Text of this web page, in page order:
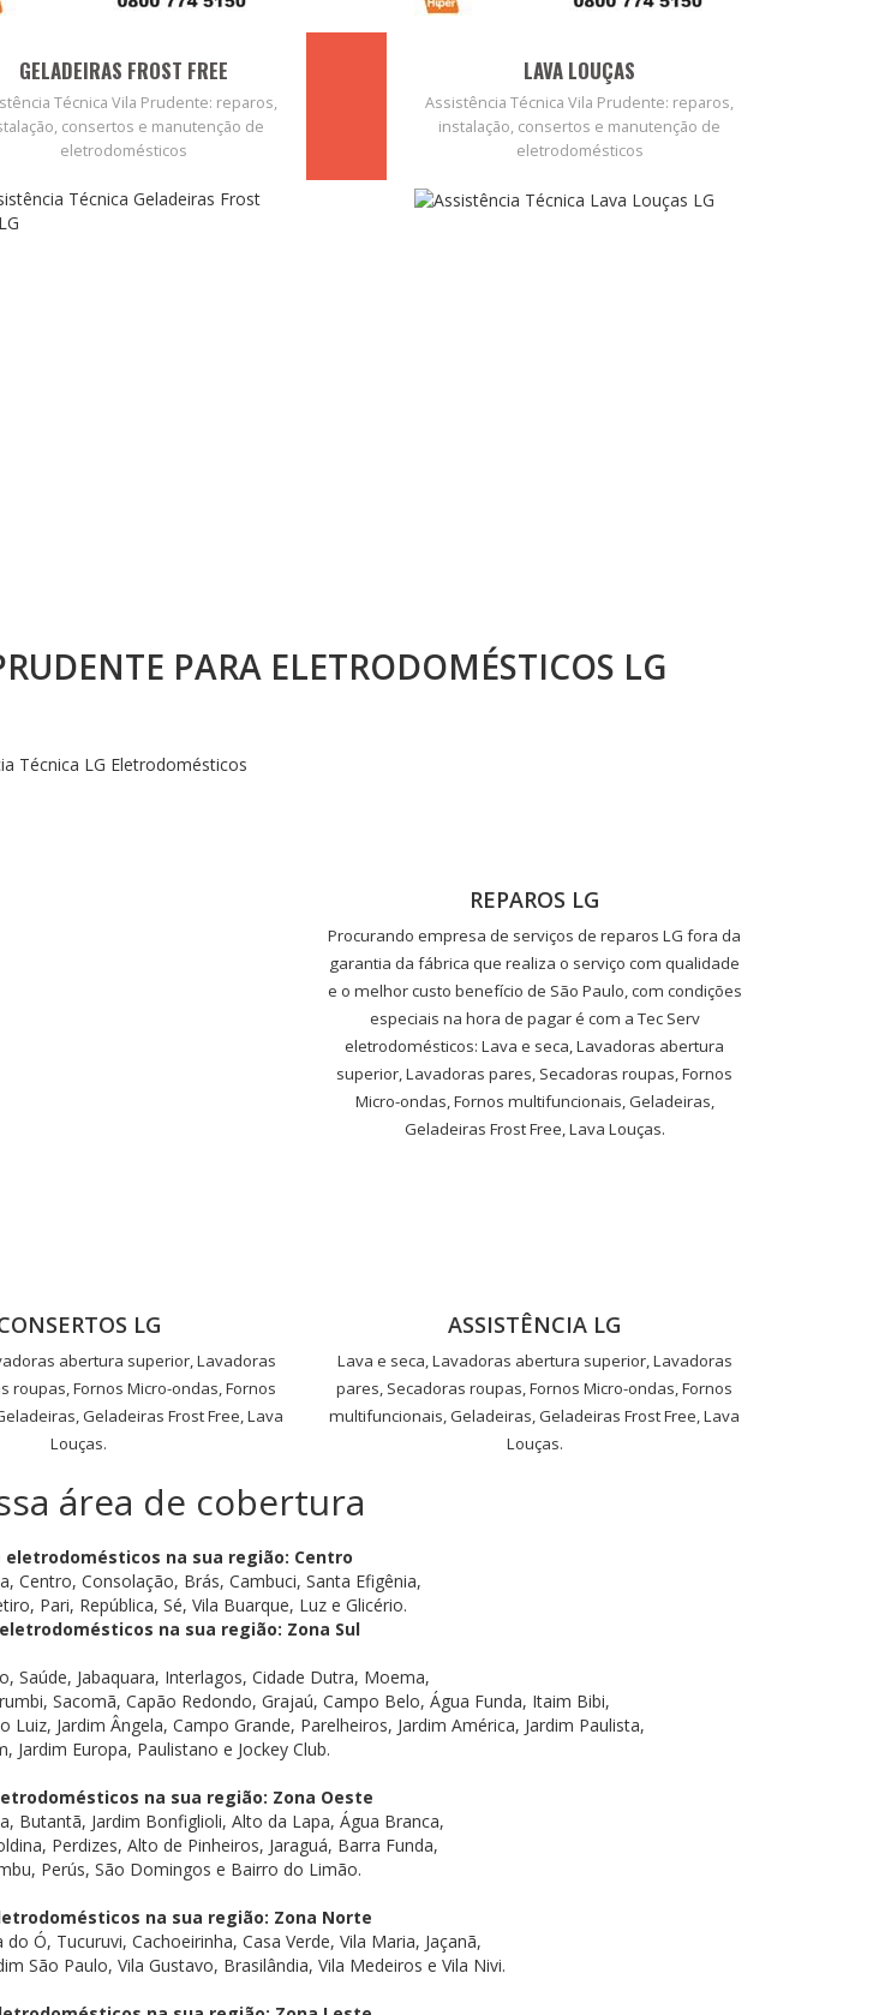
GELADEIRAS FROST FREE
Técnica Vila Prudente: reparos,
consertos e manutenção de
eletrodomésticos
LAVA LOUÇAS
Assistência Técnica Vila Prudente: reparos,
instalação, consertos e manutenção de
eletrodomésticos
PARA ELETRODOMÉSTICOS LG
REPAROS LG
Procurando empresa de serviços de reparos LG fora da
garantia da fábrica que realiza o serviço com qualidade
e o melhor custo benefício de São Paulo, com condições
especiais na hora de pagar é com a Tec Serv
eletrodomésticos: Lava e seca, Lavadoras abertura
superior, Lavadoras pares, Secadoras roupas, Fornos
Micro-ondas, Fornos multifuncionais, Geladeiras,
Geladeiras Frost Free, Lava Louças.
LG
abertura superior, Lavadoras
roupas, Fornos Micro-ondas, Fornos
Geladeiras Frost Free, Lava
Louças.
ASSISTÊNCIA LG
Lava e seca, Lavadoras abertura superior, Lavadoras
pares, Secadoras roupas, Fornos Micro-ondas, Fornos
multifuncionais, Geladeiras, Geladeiras Frost Free, Lava
Louças.
área de cobertura
na sua região: Centro
Centro, Consolação, Brás, Cambuci, Santa Efigênia,
Pari, República, Sé, Vila Buarque, Luz e Glicério.
na sua região: Zona Sul
Saúde, Jabaquara, Interlagos, Cidade Dutra, Moema,
Sacomã, Capão Redondo, Grajaú, Campo Belo, Água Funda, Itaim Bibi,
Jardim Ângela, Campo Grande, Parelheiros, Jardim América, Jardim Paulista,
Jardim Europa, Paulistano e Jockey Club.
na sua região: Zona Oeste
Butantã, Jardim Bonfiglioli, Alto da Lapa, Água Branca,
Perdizes, Alto de Pinheiros, Jaraguá, Barra Funda,
Perús, São Domingos e Bairro do Limão.
na sua região: Zona Norte
Ó, Tucuruvi, Cachoeirinha, Casa Verde, Vila Maria, Jaçanã,
São Paulo, Vila Gustavo, Brasilândia, Vila Medeiros e Vila Nivi.